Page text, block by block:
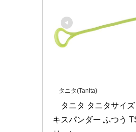
タニタ(Tanita)
タニタ タニタサイ
キスパンダー ふつう